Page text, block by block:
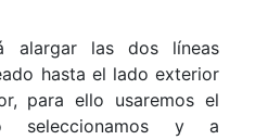
alargar las dos líneas
hasta el lado exterior
para ello usaremos el
seleccionamos y a